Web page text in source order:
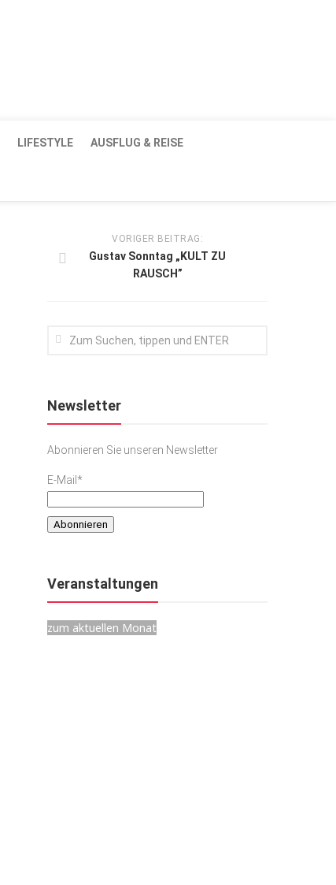
LIFESTYLE AUSFLUG & REISE
VORIGER BEITRAG:
Gustav Sonntag „KULT ZU
RAUSCH”
Newsletter
Abonnieren Sie unseren Newsletter
E-Mail*
Veranstaltungen
zum aktuellen Monat